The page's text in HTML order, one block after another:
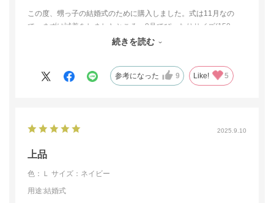
この度、甥っ子の結婚式のために購入しました。式は11月なの
で、まずは試着をしましたところ、9号でぴったりサイズ(150㎝、
54㎏)。Aラインなため、お腹周りがほどよく、きれいな形でし
続きを読む
参考になった 9 Like! 5
2025.9.10
上品
色：Ｌ サイズ：ネイビー
用途:結婚式